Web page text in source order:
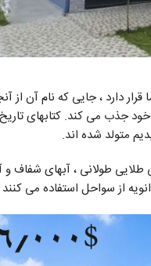
دارد ، جایی که نام آن
متولد شده اند.
طولانی ، آبهای شفاف و
از سواحل استفاده می